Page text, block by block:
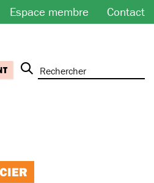
Espace membre Contact